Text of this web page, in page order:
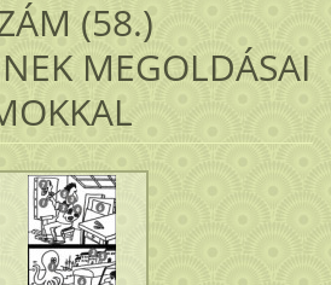
(58.)
MEGOLDÁSAI